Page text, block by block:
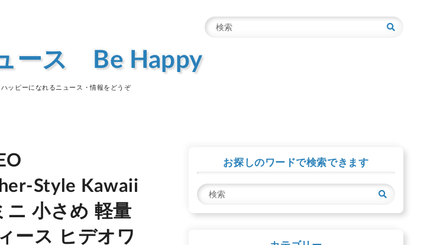
ース Be Happy
ッピーになれるニュース・情報をどうぞ
検
索
Style Kawaii
ニ 小さめ 軽量
ース ヒデオワ
お探しのワードで検索できます
検
索